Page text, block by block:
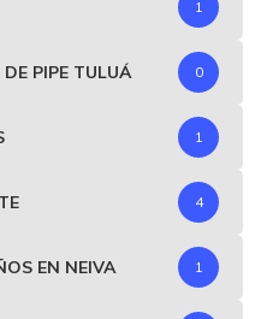
1
PIPE TULUÁ 0
1
4
EN NEIVA 1